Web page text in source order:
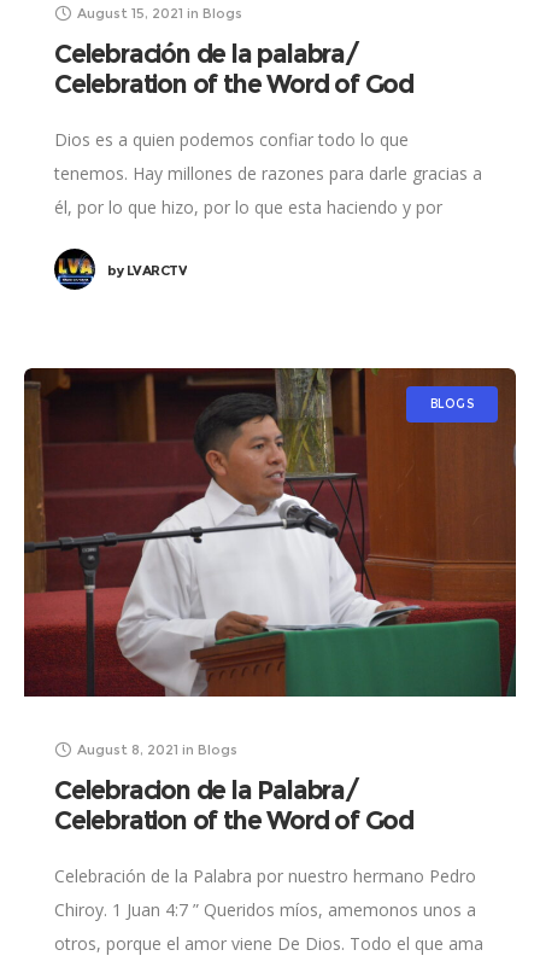
August 15, 2021 in Blogs
Celebración de la palabra/
Celebration of the Word of God
Dios es a quien podemos confiar todo lo que
tenemos. Hay millones de razones para darle gracias a
él, por lo que hizo, por lo que esta haciendo y por
byLVARCTV
BLOGS
August 8, 2021 in Blogs
Celebracion de la Palabra/
Celebration of the Word of God
Celebración de la Palabra por nuestro hermano Pedro
Chiroy. 1 Juan 4:7 ” Queridos míos, amemonos unos a
otros, porque el amor viene De Dios. Todo el que ama